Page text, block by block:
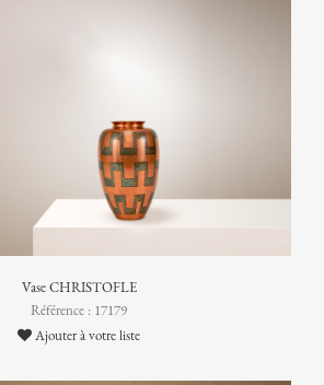
Vase CHRISTOFLE
Référence : 17179
Ajouter à votre liste